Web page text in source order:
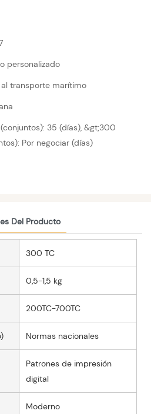
personalizado
al transporte marítimo
35 (días), &gt;300
Por negociar (días)
Del Producto
300 TC
0,5-1,5 kg
200TC-700TC
Normas nacionales
Patrones de impresión
digital
Moderno